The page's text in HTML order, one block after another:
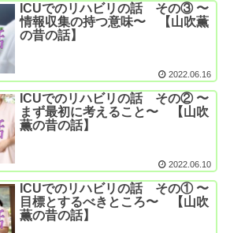
ICUでのリハビリの話 その③ 〜
情報収集の持つ意味〜 【山吹薫
の昔の話】
2022.06.16
ICUでのリハビリの話 その② 〜
まず最初に考えること〜 【山吹
薫の昔の話】
2022.06.10
ICUでのリハビリの話 その① 〜
目標とするべきところ〜 【山吹
薫の昔の話】